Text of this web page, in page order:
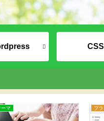
CSS
ーマ プ